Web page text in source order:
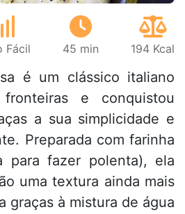
Fácil 45 min 194 Kcal
é um clássico italiano
e conquistou
a sua simplicidade e
Preparada com farinha
para fazer polenta), ela
uma textura ainda mais
graças à mistura de água